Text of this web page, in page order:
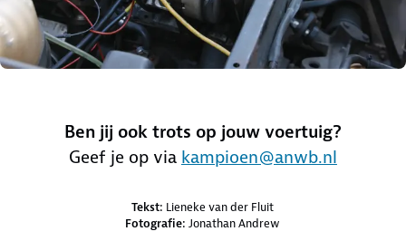
Ben jij ook trots op jouw voertuig?
Geef je op via kampioen@anwb.nl
Credits en bronnenTekst: Lieneke van der Fluit
Fotografie:Jonathan Andrew